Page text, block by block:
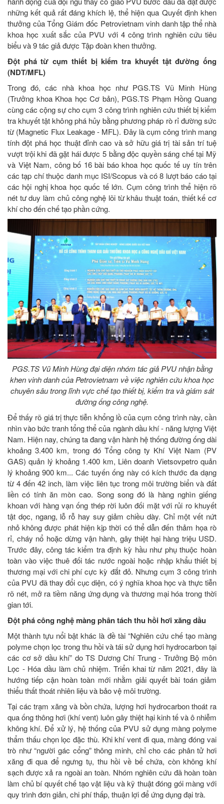
những kết quả rất đáng khích lệ, thể hiện qua Quyết định khen
thưởng của Tổng Giám đốc Petrovietnam vinh danh tập thể nhà
khoa học xuất sắc của PVU với 4 công trình nghiên cứu tiêu
biểu và 9 tác giả được Tập đoàn khen thưởng.
Đột phá từ cụm thiết bị kiểm tra khuyết tật đường ống
(NDT/MFL)
Trong đó, các nhà khoa học như PGS.TS Vũ Minh Hùng
(Trưởng khoa Khoa học Cơ bản), PGS.TS Phạm Hồng Quang
cùng các cộng sự cho cụm 3 công trình nghiên cứu thiết bị kiểm
tra khuyết tật không phá hủy bằng phương pháp rò rỉ đường sức
từ (Magnetic Flux Leakage - MFL). Đây là cụm công trình mang
tính đột phá học thuật đỉnh cao và sở hữu giá trị tài sản trí tuệ
vượt trội khi đã gặt hái được 5 bằng độc quyền sáng chế tại Mỹ
và Việt Nam, công bố 16 bài báo khoa học quốc tế uy tín trên
các tạp chí thuộc danh mục ISI/Scopus và có 8 lượt báo cáo tại
các hội nghị khoa học quốc tế lớn. Cụm công trình thể hiện rõ
nét tư duy làm chủ công nghệ lõi từ khâu thuật toán, thiết kế cơ
khí cho đến chế tạo phần cứng.
PGS.TS Vũ Minh Hùng đại diện nhóm tác giả PVU nhận bằng
khen vinh danh của Petrovietnam về việc nghiên cứu khoa học
chuyên sâu trong lĩnh vực chế tạo thiết bị, kiểm tra và giám sát
đường ống công nghệ.
Để thấy rõ giá trị thực tiễn khổng lồ của cụm công trình này, cần
nhìn vào bức tranh tổng thể của ngành dầu khí - năng lượng Việt
Nam. Hiện nay, chúng ta đang vận hành hệ thống đường ống dài
khoảng 3.400 km, trong đó Tổng công ty Khí Việt Nam (PV
GAS) quản lý khoảng 1.400 km, Liên doanh Vietsovpetro quản
lý khoảng 900 km... Các tuyến ống này có kích thước đa dạng
từ 4 đến 42 inch, làm việc liên tục trong môi trường biển và đất
liền có tính ăn mòn cao. Song song đó là hàng nghìn giếng
khoan với hàng vạn ống thép rời luôn đối mặt với rủi ro khuyết
tật dọc, ngang, lỗ rỗ hay suy giảm chiều dày. Chỉ một vết nứt
nhỏ không được phát hiện kịp thời có thể dẫn đến thảm họa rò
rỉ, cháy nổ hoặc dừng vận hành, gây thiệt hại hàng triệu USD.
Trước đây, công tác kiểm tra định kỳ hầu như phụ thuộc hoàn
toàn vào việc thuê đối tác nước ngoài hoặc nhập khẩu thiết bị
thương mại với chi phí cực kỳ đắt đỏ. Nhưng cụm 3 công trình
của PVU đã thay đổi cục diện, có ý nghĩa khoa học và thực tiễn
rõ nét, mở ra tiềm năng ứng dụng và thương mại hóa trong thời
gian tới.
Đột phá công nghệ màng phân tách thu hồi hơi xăng dầu
Một thành tựu nổi bật khác là đề tài “Nghiên cứu chế tạo màng
polyme chọn lọc trong thu hồi và tái sử dụng hơi hydrocarbon tại
các cơ sở dầu khí” do TS Dương Chí Trung - Trưởng Bộ môn
Lọc - Hóa dầu làm chủ nhiệm. Triển khai từ năm 2021, đây là
hướng tiếp cận hoàn toàn mới nhằm giải quyết bài toán giảm
thiểu thất thoát nhiên liệu và bảo vệ môi trường.
Tại các trạm xăng và bồn chứa, lượng hơi hydrocarbon thoát ra
qua ống thông hơi (khí vent) luôn gây thiệt hại kinh tế và ô nhiễm
không khí. Để xử lý, hệ thống của PVU sử dụng màng polyme
thẩm thấu chọn lọc đặc thù. Khi khí vent đi qua, màng đóng vai
trò như “người gác cổng” thông minh, chỉ cho các phân tử hơi
xăng đi qua để ngưng tụ, thu hồi về bể chứa, còn không khí
sạch được xả ra ngoài an toàn. Nhóm nghiên cứu đã hoàn toàn
làm chủ bí quyết chế tạo vật liệu và kỹ thuật đóng gói màng với
quy trình đơn giản, chi phí thấp, thuận lợi để ứng dụng đại trà.